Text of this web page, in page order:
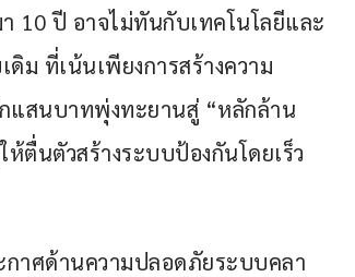
10 ปี อาจไม่ทันกับเทคโนโลยีและ
ม ที่เน้นเพียงการสร้างความ
แสนบาทพุ่งทะยานสู่ “หลักล้าน
ตื่นตัวสร้างระบบป้องกันโดยเร็ว
กาศด้านความปลอดภัยระบบคลา